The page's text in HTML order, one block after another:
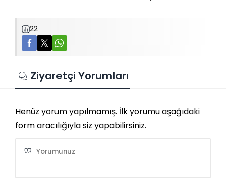
22
Ziyaretçi Yorumları
Henüz yorum yapılmamış. İlk yorumu aşağıdaki
form aracılığıyla siz yapabilirsiniz.